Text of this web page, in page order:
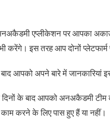
एप्लीकेशन पर आपका
करेंगे। इस तरह आप दोनों
आपको अपने बारे में
के बाद आपको अनअकैडमी टीम
करने के लिए पास हुए हैं या नहीं।